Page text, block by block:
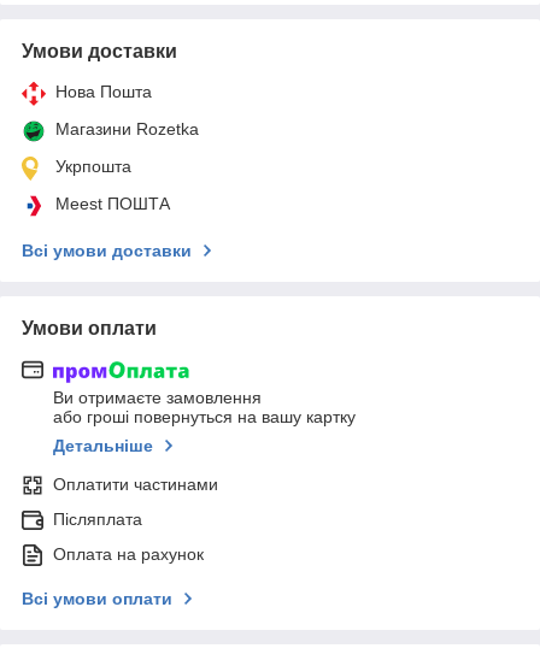
Умови доставки
Нова Пошта
Магазини Rozetka
Укрпошта
Meest ПОШТА
Всі умови доставки
Умови оплати
Ви отримаєте замовлення
або гроші повернуться на вашу картку
Детальніше
Оплатити частинами
Післяплата
Оплата на рахунок
Всі умови оплати